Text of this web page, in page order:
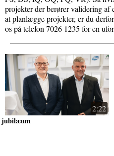
projekter der berører validering af
at planlægge projekter, er du
os på telefon 7026 1235 for en
2:22